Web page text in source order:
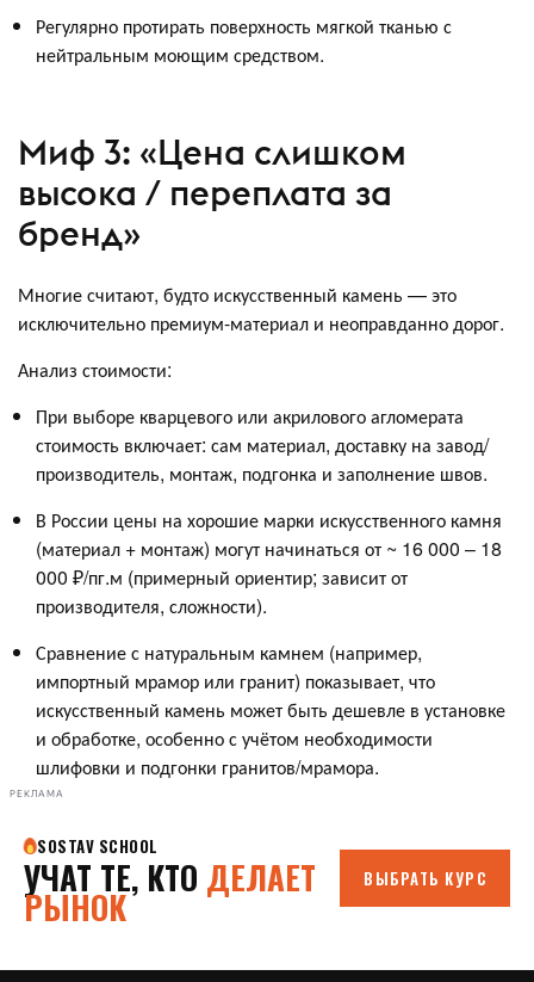
Регулярно протирать поверхность мягкой тканью с
нейтральным моющим средством.
Миф 3: «Цена слишком
высока / переплата за
бренд»
Многие считают, будто искусственный камень — это
исключительно премиум-материал и неоправданно дорог.
Анализ стоимости:
При выборе кварцевого или акрилового агломерата
стоимость включает: сам материал, доставку на завод/
производитель, монтаж, подгонка и заполнение швов.
В России цены на хорошие марки искусственного камня
(материал + монтаж) могут начинаться от ~ 16 000 – 18
000 ₽/пг.м (примерный ориентир; зависит от
производителя, сложности).
Сравнение с натуральным камнем (например,
импортный мрамор или гранит) показывает, что
искусственный камень может быть дешевле в установке
и обработке, особенно с учётом необходимости
шлифовки и подгонки гранитов/мрамора.
РЕКЛАМА